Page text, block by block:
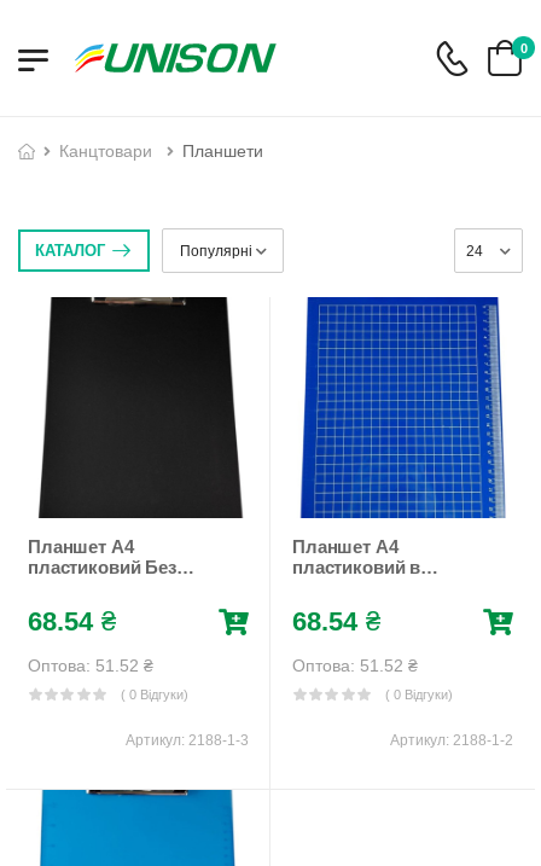
0
канцтовари Планшети
КАТАЛОГ
Планшет А4
пластиковий Без
68.54 ₴
Оптова: 51.52 ₴
( 0 Відгуки)
Артикул: 2188-1-3
Планшет А4
пластиковий в
(2188-1-2)
68.54 ₴
Оптова: 51.52 ₴
( 0 Відгуки)
Артикул: 2188-1-2